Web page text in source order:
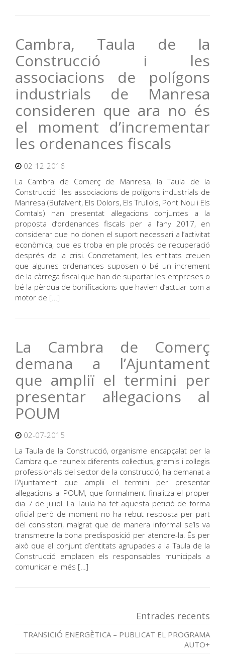
Cambra, Taula de la
Construcció i les
associacions de polígons
industrials de Manresa
consideren que ara no és
el moment d’incrementar
les ordenances fiscals
02-12-2016
La Cambra de Comerç de Manresa, la Taula de la
Construcció i les associacions de polígons industrials de
Manresa (Bufalvent, Els Dolors, Els Trullols, Pont Nou i Els
Comtals) han presentat al·legacions conjuntes a la
proposta d’ordenances fiscals per a l’any 2017, en
considerar que no donen el suport necessari a l’activitat
econòmica, que es troba en ple procés de recuperació
després de la crisi. Concretament, les entitats creuen
que algunes ordenances suposen o bé un increment
de la càrrega fiscal que han de suportar les empreses o
bé la pèrdua de bonificacions que havien d’actuar com a
motor de […]
La Cambra de Comerç
demana a l’Ajuntament
que ampliï el termini per
presentar al·legacions al
POUM
02-07-2015
La Taula de la Construcció, organisme encapçalat per la
Cambra que reuneix diferents col·lectius, gremis i col·legis
professionals del sector de la construcció, ha demanat a
l’Ajuntament que ampliï el termini per presentar
al·legacions al POUM, que formalment finalitza el proper
dia 7 de juliol. La Taula ha fet aquesta petició de forma
oficial però de moment no ha rebut resposta per part
del consistori, malgrat que de manera informal se’ls va
transmetre la bona predisposició per atendre-la. És per
això que el conjunt d’entitats agrupades a la Taula de la
Construcció emplacen els responsables municipals a
comunicar el més […]
Entrades recents
TRANSICIÓ ENERGÈTICA – PUBLICAT EL PROGRAMA
AUTO+